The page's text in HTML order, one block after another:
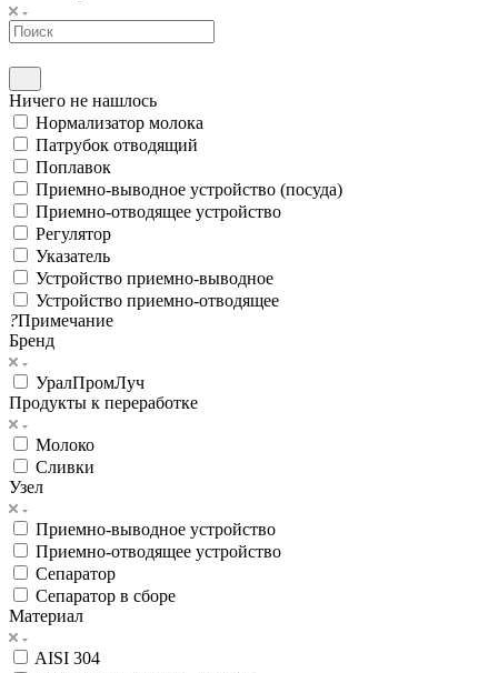
Ничего не нашлось
Нормализатор молока
Патрубок отводящий
Поплавок
Приемно-выводное устройство (посуда)
Приемно-отводящее устройство
Регулятор
Указатель
Устройство приемно-выводное
Устройство приемно-отводящее
?Примечание
Бренд
УралПромЛуч
Продукты к переработке
Молоко
Сливки
Узел
Приемно-выводное устройство
Приемно-отводящее устройство
Сепаратор
Сепаратор в сборе
Материал
AISI 304